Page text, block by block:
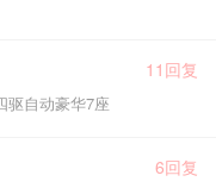
11回复
驱自动豪华7座
6回复